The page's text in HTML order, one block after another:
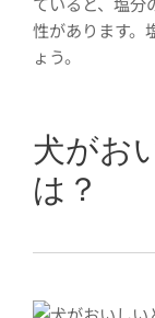
性があります。
ょう。
犬がお
は？